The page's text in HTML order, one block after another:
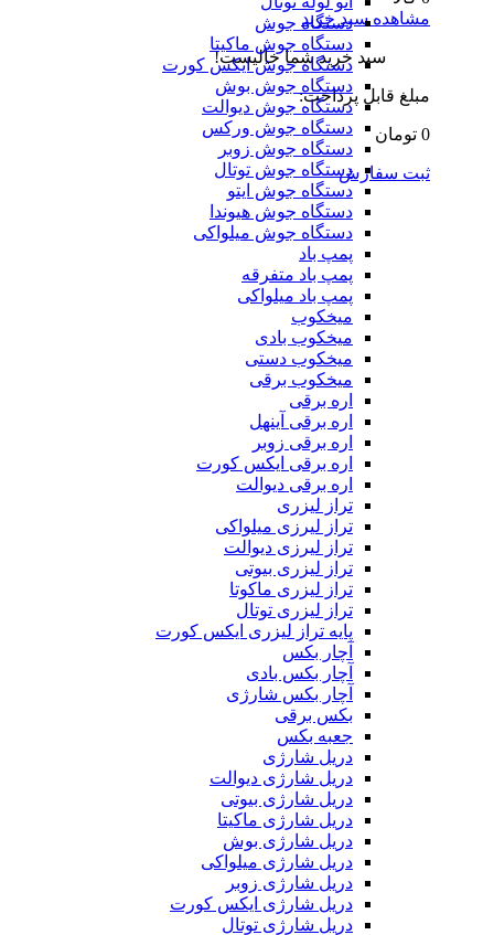
مشاهده سبد خرید
سبد خرید شما خالیست!
مبلغ قابل پرداخت:
0 تومان
ثبت سفارش
دستگاه جوش
دستگاه جوش ماکیتا
دستگاه جوش ایکس کورت
دستگاه جوش بوش
دستگاه جوش دیوالت
دستگاه جوش ورکس
دستگاه جوش زوبر
دستگاه جوش توتال
دستگاه جوش ایتو
دستگاه جوش هیوندا
دستگاه جوش میلواکی
پمپ باد
پمپ باد متفرقه
پمپ باد میلواکی
میخکوب
میخکوب بادی
میخکوب دستی
میخکوب برقی
اره برقی
اره برقی آینهل
اره برقی زوبر
اره برقی ایکس کورت
اره برقی دیوالت
تراز لیزری
تراز لیرزی میلواکی
تراز لیرزی دیوالت
تراز لیزری بیوتی
تراز لیزری ماکوتا
تراز لیزری توتال
پایه تراز لیزری ایکس کورت
آچار بکس
آچار بکس بادی
آچار بکس شارژی
بکس برقی
جعبه بکس
دریل شارژی
دریل شارژی دیوالت
دریل شارژی بیوتی
دریل شارژی ماکیتا
دریل شارژی بوش
دریل شارژی میلواکی
دریل شارژی زوبر
دریل شارژی ایکس کورت
دریل شارژی توتال